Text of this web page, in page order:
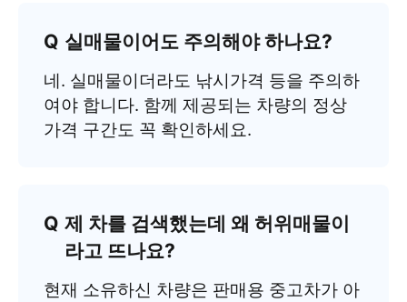
실매물이어도 주의해야 하나요?
네. 실매물이더라도 낚시가격 등을 주의하
여야 합니다. 함께 제공되는 차량의 정상
가격 구간도 꼭 확인하세요.
제 차를 검색했는데 왜 허위매물이
라고 뜨나요?
현재 소유하신 차량은 판매용 중고차가 아